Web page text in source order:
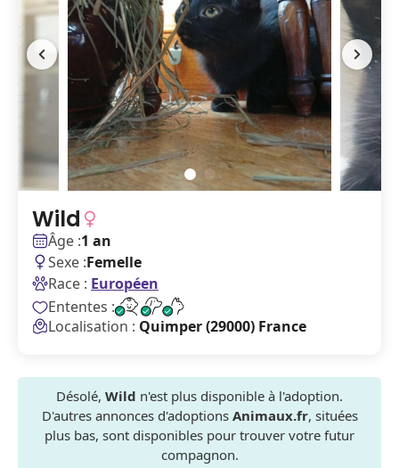
Wild
Âge :1 an
Sexe :Femelle
Race : Européen
Ententes :
Localisation : Quimper (29000) France
Désolé, Wild n'est plus disponible à l'adoption.
D'autres annonces d'adoptions Animaux.fr, situées
plus bas, sont disponibles pour trouver votre futur
compagnon.